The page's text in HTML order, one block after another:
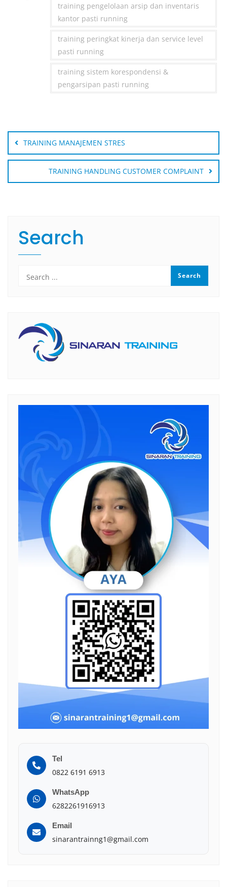
training pengelolaan arsip dan inventaris
kantor pasti running
training peringkat kinerja dan service level
pasti running
training sistem korespondensi &
pengarsipan pasti running
Post
navigation
TRAINING MANAJEMEN STRES
TRAINING HANDLING CUSTOMER COMPLAINT
Search
Tel
0822 6191 6913
WhatsApp
6282261916913
Email
sinarantrainng1@gmail.com